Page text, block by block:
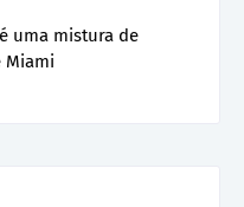
uma mistura de
Miami